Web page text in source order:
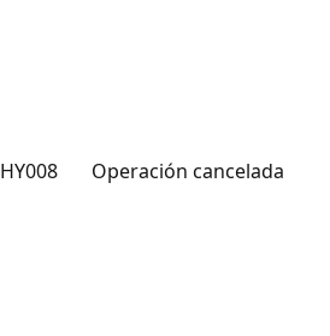
HY008 Operación cancelada